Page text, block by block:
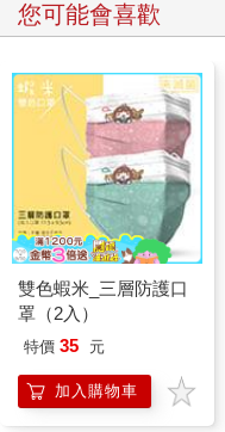
您可能會喜歡
雙色蝦米_三層防護口
罩（2入）
特價 35 元
加入購物車
前往活動賣場
本商品超值任選
出貨，前
※ 本品無額外回饋
預計 2026/08/10 出貨